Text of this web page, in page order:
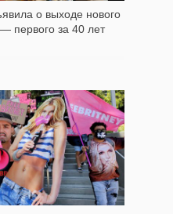
о выходе нового
первого за 40 лет